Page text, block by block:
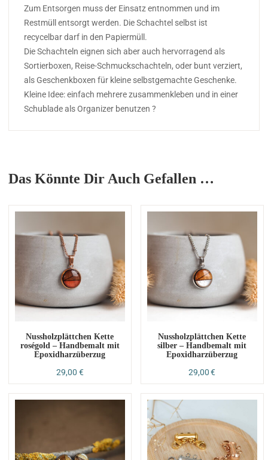
Zum Entsorgen muss der Einsatz entnommen und im
Restmüll entsorgt werden. Die Schachtel selbst ist
recycelbar darf in den Papiermüll.
Die Schachteln eignen sich aber auch hervorragend als
Sortierboxen, Reise-Schmuckschachteln, oder bunt verziert,
als Geschenkboxen für kleine selbstgemachte Geschenke.
Kleine Idee: einfach mehrere zusammenkleben und in einer
Schublade als Organizer benutzen ?
Das Könnte Dir Auch Gefallen …
Nussholzplättchen Kette
roségold – Handbemalt mit
Epoxidharzüberzug
29,00 €
Nussholzplättchen Kette
silber – Handbemalt mit
Epoxidharzüberzug
29,00€